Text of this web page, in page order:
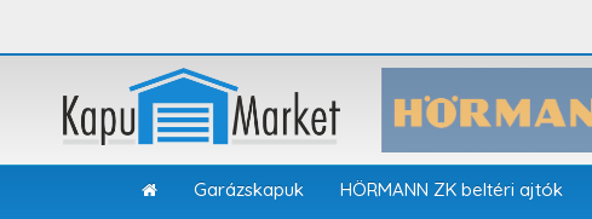
Garázskapuk HÖRMANN ZK beltéri ajtók